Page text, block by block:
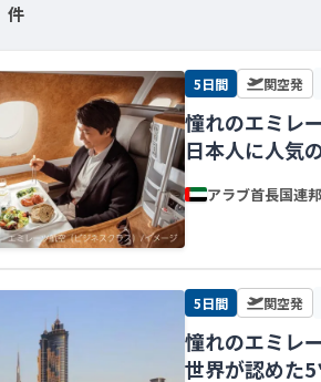
件
5日間 関空発
憧れのエミレ
日本人に人気
アラブ首長国連
5日間 関空発
憧れのエミレ
世界が認めた